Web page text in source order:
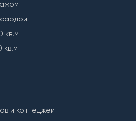
кв.м
кв.м
и коттеджей